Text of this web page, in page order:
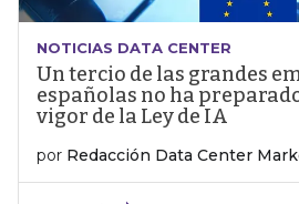
NOTICIAS DATA CENTER
Un tercio de las grandes
españolas no ha
vigor de la Ley de IA
por Redacción Data Center